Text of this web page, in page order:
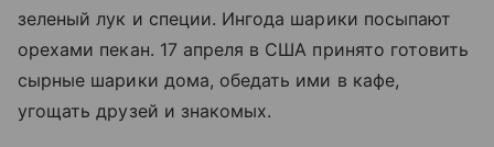
зеленый лук и специи. Ингода шарики посыпают
орехами пекан. 17 апреля в США принято готовить
сырные шарики дома, обедать ими в кафе,
угощать друзей и знакомых.